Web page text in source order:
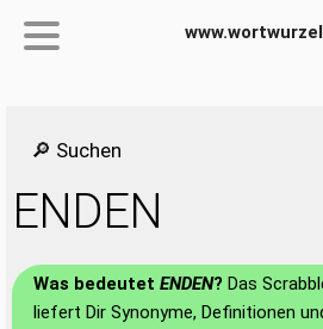
🔎 Suchen
ENDEN
Was bedeutet ENDEN? Das
liefert Dir Synonyme, Definitionen